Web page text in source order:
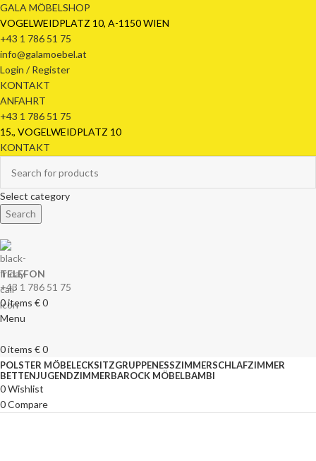
GALA MÖBELSHOP
VOGELWEIDPLATZ 10, A-1150 WIEN
+43 1 786 51 75
info@galamoebel.at
Login / Register
KONTAKT
ANFAHRT
+43 1 786 51 75
15., VOGELWEIDPLATZ 10
KONTAKT
Select category
Search
TELEFON
+43 1 786 51 75
0items €0
Menu
0items €0
POLSTER MÖBELECKSITZGRUPPENESSZIMMERSCHLAFZIMMER
BETTENJUGENDZIMMERBAROCK MÖBELBAMBI
0Wishlist
0Compare